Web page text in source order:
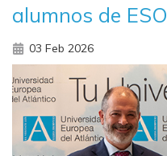
alumnos de ESO
03 Feb 2026